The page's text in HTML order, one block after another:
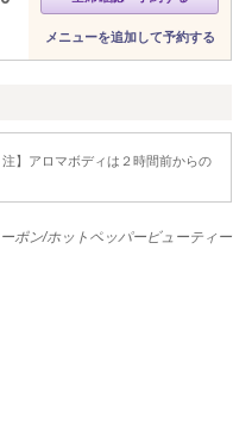
メニューを追加して予約する
】アロマボディは２時間前からの
ポン/ホットペッパービューティー